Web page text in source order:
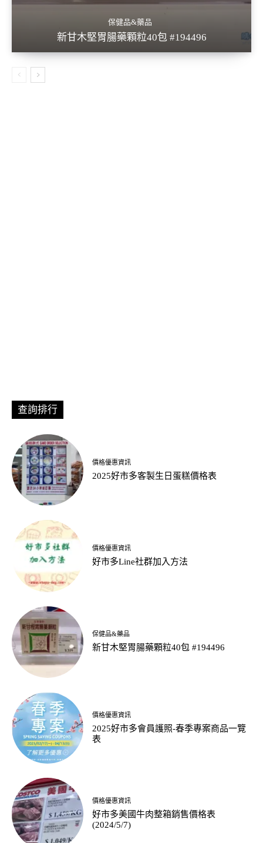
保健品&藥品
新甘木堅胃腸藥顆粒40包 #194496
查詢排行
價格優惠資訊
2025好市多客製生日蛋糕價格表
價格優惠資訊
好市多Line社群加入方法
保健品&藥品
新甘木堅胃腸藥顆粒40包 #194496
價格優惠資訊
2025好市多會員護照-春季專案商品一覽
表
價格優惠資訊
好市多美國牛肉整箱銷售價格表
(2024/5/7)